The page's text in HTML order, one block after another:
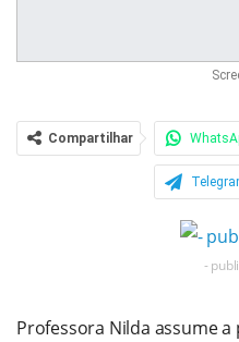
Compartilhar
-
Professora Nilda assume